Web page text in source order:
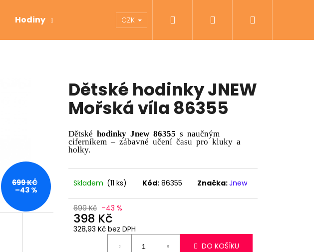
Hodiny Pomůcky pro zrakově postižené
CZK Přihlášení
Dětské hodinky JNEW
Mořská víla 86355
Dětské hodinky Jnew 86355 s naučným
ciferníkem – zábavné učení času pro kluky a
holky.
Skladem (11 ks) Kód: 86355 Značka:Jnew
699 Kč –43 %
398 Kč
328,93 Kč bez DPH
DO KOŠÍKU
699 KČ
–43 %
Následující
HODINKY UNISEX GTUP® EMO GT-1330W
SKLADEM V ČR